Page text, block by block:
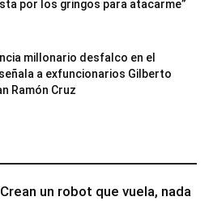
por los gringos para atacarme”
millonario desfalco en el
señala a exfuncionarios Gilberto
Ramón Cruz
un robot que vuela, nada